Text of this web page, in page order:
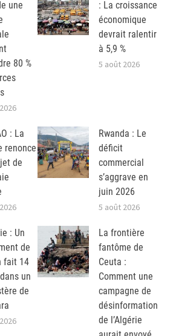
une
80 %
: La croissance
économique
devrait ralentir
à 5,9 %
5 août 2026
: La
renonce
de
Rwanda : Le
déficit
commercial
s’aggrave en
juin 2026
5 août 2026
: Un
de
fait 14
un
de
La frontière
fantôme de
Ceuta :
Comment une
campagne de
désinformation
de l’Algérie